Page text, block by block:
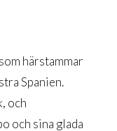
härstammar
Spanien.
och
och sina glada